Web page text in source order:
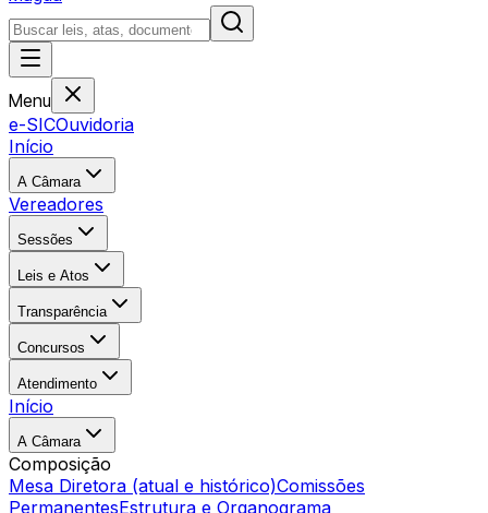
Menu
e-SICOuvidoria
Início
A Câmara
Vereadores
Sessões
Leis e Atos
Transparência
Concursos
Atendimento
Início
A Câmara
Composição
Mesa Diretora (atual e histórico)Comissões
PermanentesEstrutura e Organograma